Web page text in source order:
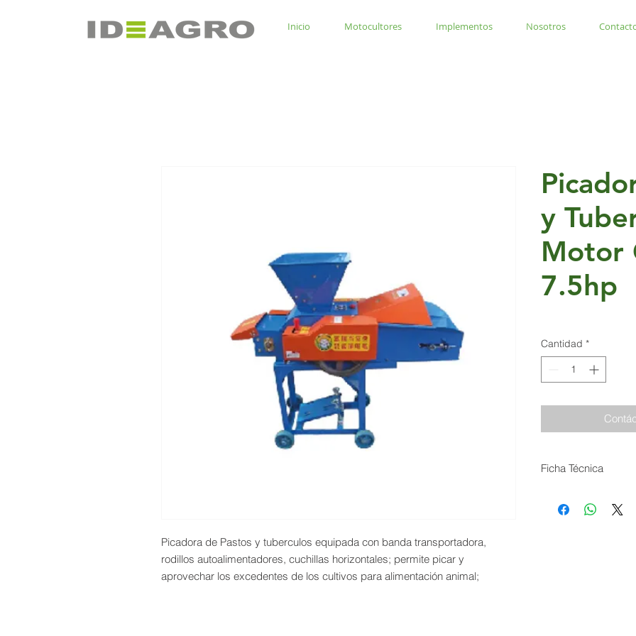
Inicio Motocultores Implementos Nosotros
Picadora de Pastos y tuberculos equipada con banda transportadora,
rodillos autoalimentadores, cuchillas horizontales; permite picar y
aprovechar los excedentes de los cultivos para alimentación animal;
y
Motor
7.5hp
Cantidad *
Ficha Técnica
Banda